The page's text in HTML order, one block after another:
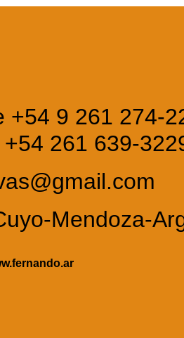
9 261 274-
261 639-
Mendoza-